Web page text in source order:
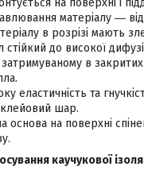
на поверхні і
матеріалу ―
в розрізі мають
стійкий до високої
в закритих
еластичність та
шар.
основа на поверхні
каучукової